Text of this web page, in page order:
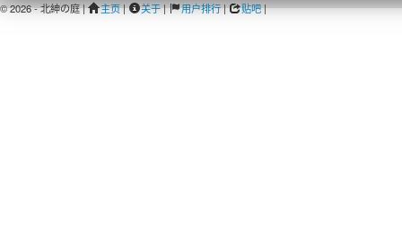
© 2026 - 北紳の庭 | 主页| 关于| 用户排行| 贴吧|